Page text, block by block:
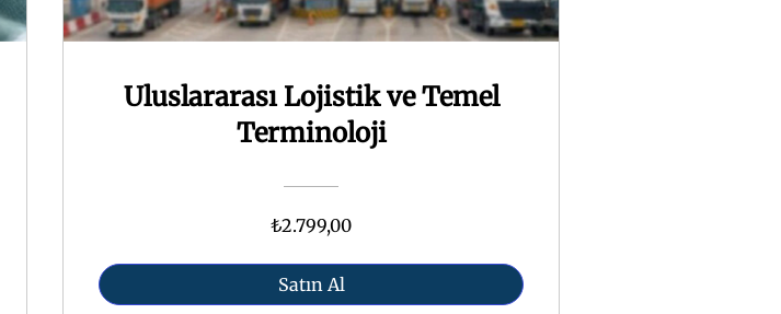
Uluslararası Lojistik ve Temel
Terminoloji
₺2.799,00
Satın Al